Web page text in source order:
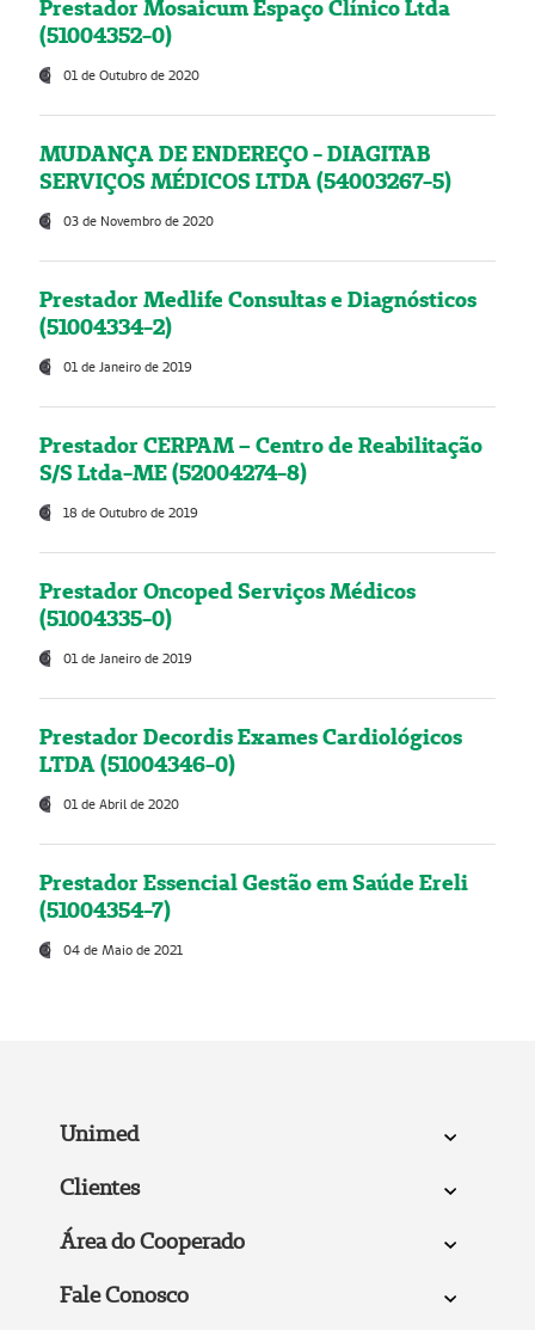
Prestador Mosaicum Espaço Clínico Ltda
(51004352-0)
01 de Outubro de 2020
MUDANÇA DE ENDEREÇO - DIAGITAB
SERVIÇOS MÉDICOS LTDA (54003267-5)
03 de Novembro de 2020
Prestador Medlife Consultas e Diagnósticos
(51004334-2)
01 de Janeiro de 2019
Prestador CERPAM – Centro de Reabilitação
S/S Ltda-ME (52004274-8)
18 de Outubro de 2019
Prestador Oncoped Serviços Médicos
(51004335-0)
01 de Janeiro de 2019
Prestador Decordis Exames Cardiológicos
LTDA (51004346-0)
01 de Abril de 2020
Prestador Essencial Gestão em Saúde Ereli
(51004354-7)
04 de Maio de 2021
Unimed
Clientes
Área do Cooperado
Fale Conosco